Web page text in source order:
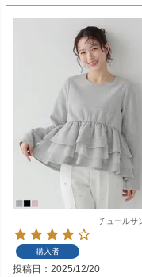
チュールサ
購入者
投稿日 2025/12/20